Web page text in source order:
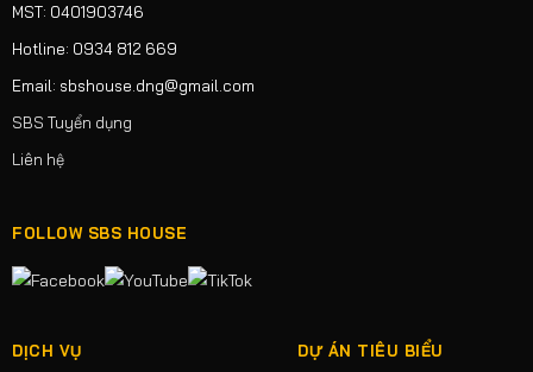
MST: 0401903746
Hotline: 0934 812 669
Email: sbshouse.dng@gmail.com
SBS Tuyển dụng
Liên hệ
FOLLOW SBS HOUSE
DỊCH VỤ DỰ ÁN TIÊU BIỂU